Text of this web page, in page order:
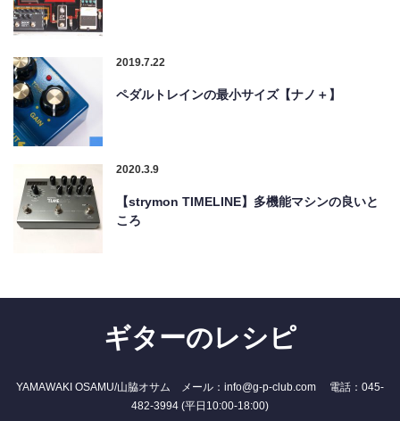
2019.7.22
ペダルトレインの最小サイズ【ナノ＋】
2020.3.9
【strymon TIMELINE】多機能マシンの良いと
ころ
ギターのレシピ
YAMAWAKI OSAMU/山脇オサム メール：info@g-p-club.com 電話：045-
482-3994 (平日10:00-18:00)